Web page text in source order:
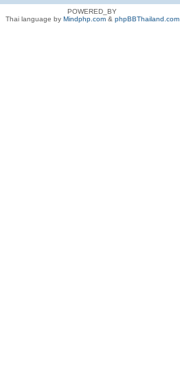
POWERED_BY
Thai language by Mindphp.com& phpBBThailand.com